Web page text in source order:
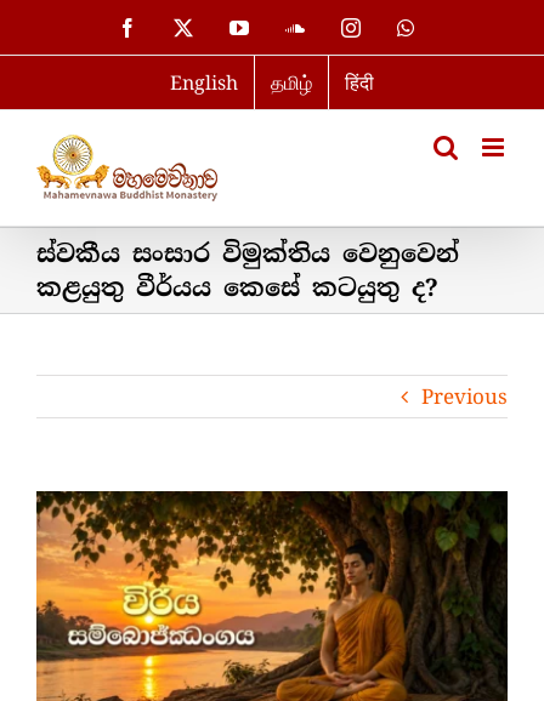
to
Facebook YouTubeSoundCloud
InstagramWhatsApp
English தமிழ் हिंदी
ස්වකීය සංසාර විමුක්තිය වෙනුවෙන්
කළයුතු වීර්යය කෙසේ කටයුතු ද?
Previous